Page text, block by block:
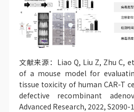
文献来源：Liao Q, Liu Z, Zhu C,
of a mouse model for
tissue toxicity of human CAR-T
defective recombinant
Advanced Research, 2022, S2090-